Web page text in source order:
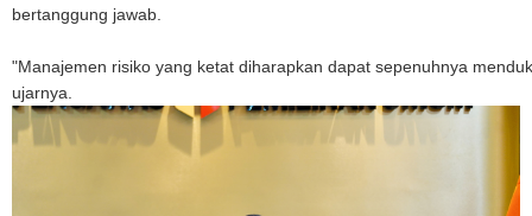
bertanggung jawab.
"Manajemen risiko yang ketat diharapkan dapat sepenuhnya
ujarnya.